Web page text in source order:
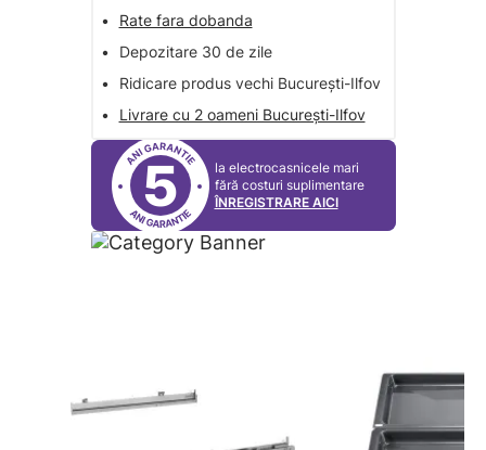
•
Rate fara dobanda
•
Depozitare 30 de zile
•
Ridicare produs vechi București-Ilfov
•
Livrare cu 2 oameni București-Ilfov
5
la electrocasnicele mari
fără costuri suplimentare
ÎNREGISTRARE AICI